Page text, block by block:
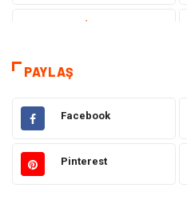
Hizmet
Hukuk
Otomotiv
PAYLAŞ
Facebook
Pinterest